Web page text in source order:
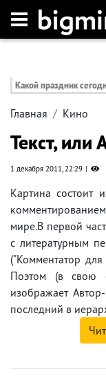
Какой праздник
Главная Кино
Текст, или
1 декабря 2011, 22:29
Картина состоит
мире.В первой
с литературным
("Комментатор
Поэтом (в свою
изображает
последний в